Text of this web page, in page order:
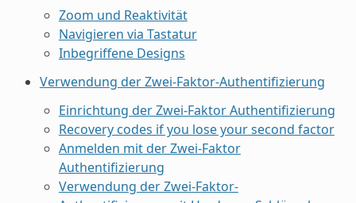
Zoom und Reaktivität
Navigieren via Tastatur
Inbegriffene Designs
Verwendung der Zwei-Faktor-Authentifizierung
Einrichtung der Zwei-Faktor Authentifizierung
Recovery codes if you lose your second factor
Anmelden mit der Zwei-Faktor
Authentifizierung
Verwendung der Zwei-Faktor-